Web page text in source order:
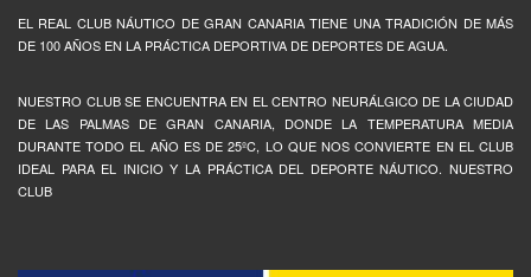
EL REAL CLUB NÁUTICO DE GRAN CANARIA TIENE UNA TRADICIÓN DE MÁS
DE 100 AÑOS EN LA PRÁCTICA DEPORTIVA DE DEPORTES DE AGUA.
NUESTRO CLUB SE ENCUENTRA EN EL CENTRO NEURÁLGICO DE LA CIUDAD
DE LAS PALMAS DE GRAN CANARIA, DONDE LA TEMPERATURA MEDIA
DURANTE TODO EL AÑO ES DE 25ºC, LO QUE NOS CONVIERTE EN EL CLUB
IDEAL PARA EL INICIO Y LA PRÁCTICA DEL DEPORTE NÁUTICO. NUESTRO
CLUB